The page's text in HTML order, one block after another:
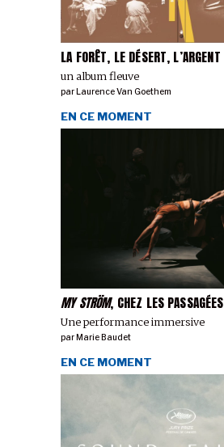
LA FORÊT, LE DÉSERT, L’ARGENT
un album fleuve
par Laurence Van Goethem
MY STRÖM, CHEZ LES PASSAGÉES
Une performance immersive
EN CE MOMENT
par Marie Baudet
EN CE MOMENT